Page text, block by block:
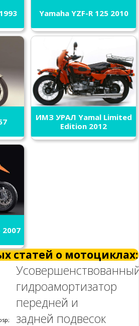
Yamaha YZF-R 125 2010
ИМЗ УРАЛ Yamal Limited
Edition 2012
2007
статей о мотоциклах:
гидроамортизатор
передней и
задней подвесок